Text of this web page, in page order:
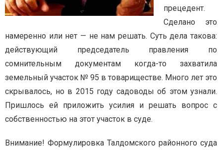
прецедент.
Сделано это
намеренно или нет — не нам решать. Суть дела такова:
действующий председатель правления по
сомнительным документам когда-то захватила
земельный участок № 95 в товариществе. Много лет это
скрывалось, но в 2015 году садоводы об этом узнали.
Пришлось ей приложить усилия и решать вопрос с
собственностью на этот участок в суде.
Внимание! Формулировка Талдомского районного суда